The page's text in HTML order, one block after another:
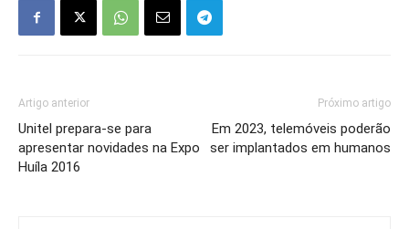
Artigo anterior
Unitel prepara-se para
apresentar novidades na Expo
Huíla 2016
Próximo artigo
Em 2023, telemóveis poderão
ser implantados em humanos